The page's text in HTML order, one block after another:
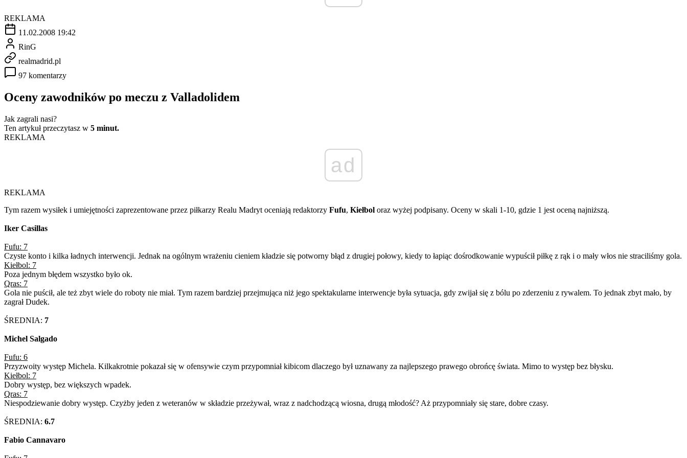
REKLAMA
11.02.2008 19:42
RinG
realmadrid.pl
97 komentarzy
Oceny zawodników po meczu z Valladolidem
Jak zagrali nasi?
Ten artykuł przeczytasz w 5 minut.
REKLAMA
ad
REKLAMA
Tym razem wysiłek i umiejętności zaprezentowane przez piłkarzy Realu Madryt oceniają redaktorzy Fufu, Kiełbol oraz wyżej podpisany. Oceny w skali 1-10, gdzie 1 jest oceną najniższą.
Iker Casillas
Fufu: 7
Czyste konto i kilka ładnych interwencji. Jednak na ogólnym wrażeniu cieniem kładzie się potworny błąd z drugiej połowy, kiedy to łapiąc dośrodkowanie wypuścił piłkę z rąk i o mały włos nie straciliśmy gola.
Kiełbol: 7
Poza jednym błędem wszystko było ok.
Qras: 7
Gola nie puścił, ale też zbyt wiele do roboty nie miał. Tym razem bardziej przejmująca niż jego spektakularne interwencje była sytuacja, gdy zwijał się z bólu po zderzeniu z rywalem. To jednak zbyt mało, by
zagrał Dudek.
ŚREDNIA: 7
Michel Salgado
Fufu: 6
Przyzwoity występ Michela. Kilkakrotnie pokazał się w ofensywie czym przypomniał kibicom dlaczego był uznawany za najlepszego prawego obrońcę świata. Mimo to występ bez błysku.
Kiełbol: 7
Dobry występ, bez większych wpadek.
Qras: 7
Niespodziewanie dobry występ. Czyżby jeden z weteranów w składzie przeżywał, wraz z nadchodzącą wiosna, drugą młodość? Aż przypomniały się stare, dobre czasy.
ŚREDNIA: 6.7
Fabio Cannavaro